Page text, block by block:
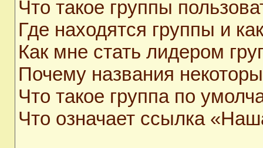
Что такое группы
Где находятся группы и
Как мне стать лидером
Почему названия
Что такое группа по
Что означает ссылка